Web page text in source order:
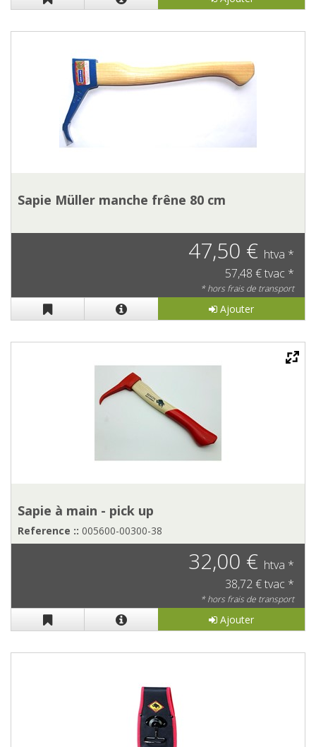
Sapie Müller manche frêne 80 cm
47,50 € htva *
57,48 € tvac *
* hors frais de transport
Ajouter
Sapie à main - pick up
Reference :: 005600-00300-38
32,00 € htva *
38,72 € tvac *
* hors frais de transport
Ajouter